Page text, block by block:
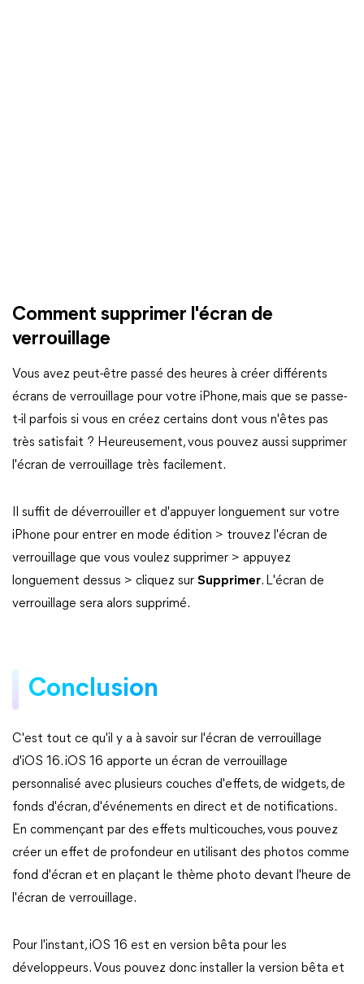
Comment supprimer l'écran de
verrouillage
Vous avez peut-être passé des heures à créer différents
écrans de verrouillage pour votre iPhone, mais que se passe-
t-il parfois si vous en créez certains dont vous n'êtes pas
très satisfait ? Heureusement, vous pouvez aussi supprimer
l'écran de verrouillage très facilement.
Il suffit de déverrouiller et d'appuyer longuement sur votre
iPhone pour entrer en mode édition > trouvez l'écran de
verrouillage que vous voulez supprimer > appuyez
longuement dessus > cliquez sur Supprimer. L'écran de
verrouillage sera alors supprimé.
Conclusion
C'est tout ce qu'il y a à savoir sur l'écran de verrouillage
d'iOS 16. iOS 16 apporte un écran de verrouillage
personnalisé avec plusieurs couches d'effets, de widgets, de
fonds d'écran, d'événements en direct et de notifications.
En commençant par des effets multicouches, vous pouvez
créer un effet de profondeur en utilisant des photos comme
fond d'écran et en plaçant le thème photo devant l'heure de
l'écran de verrouillage.
Pour l'instant, iOS 16 est en version bêta pour les
développeurs. Vous pouvez donc installer la version bêta et